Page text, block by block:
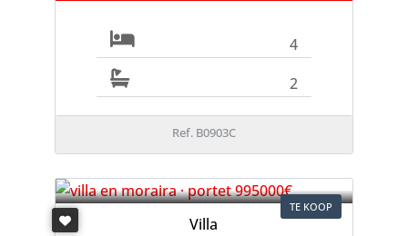
4
2
Ref. B0903C
TE KOOP
Villa